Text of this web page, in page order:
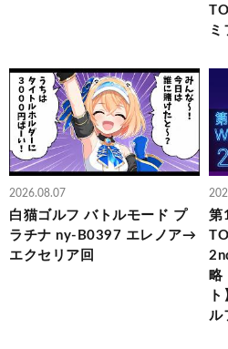
ミ
2026.08.07
白猫ゴルフ バトルモード プ
ラチナ ny-B0397 エレノア→
エクセリア回
第
略
ル